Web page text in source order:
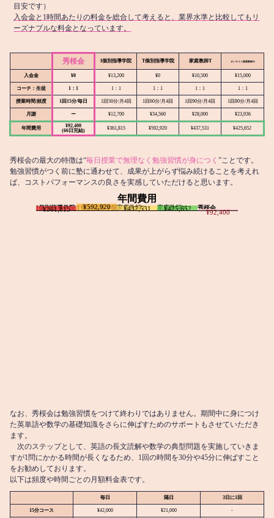
目安です）
入会金と1時間あたりの料金を総合して考えると、業界水準と比較してもリ
ーズナブルな料金となっています。
秀桜会 I個別指導学院 T個別指導学院 家庭教師T オンライン家庭教師M
入会金 ¥0 ¥13,200 ¥0 ¥10,500 ¥15,000
コーチ：生徒 1：1 1：1 1：1 1：1 1：1
授業時間/頻度 1回15分/毎日 1回50分/月4回 1回60分/月4回 1回90分/月4回 1回80分/月4回
月謝 ー ¥12,700 ¥34,560 ¥28,000 ¥23,936
年間費用
¥92,400
(66日完結)
¥361,815 ¥592,920 ¥437,531 ¥425,652
秀桜会の最大の特徴は“毎日授業で無理なく勉強習慣が身につく ”ことです。
勉強習慣がつく前に塾に通わせて、成果が上がらず悩み続けることを考えれ
ば、コストパフォーマンスの良さを実感していただけると思います。
年間費用
I個別指導学院
¥361,815 T個別指導学院
¥592,920 家庭教師T
¥437,531 家庭教師M
¥425,652 秀桜会
¥92,400
なお、秀桜会は勉強習慣をつけて終わりではありません。期間中に身につけ
た英単語や数学の基礎知識をさらに伸ばすためのサポートもさせていただき
ます。
次のステップとして、英語の長文読解や数学の典型問題を実施していきま
すが1問にかかる時間が長くなるため、1回の時間を30分や45分に伸ばすこと
をお勧めしております。
以下は頻度や時間ごとの月額料金表です。
毎日 隔日 3日に1回
15分コース ¥42,000 ¥21,000 -